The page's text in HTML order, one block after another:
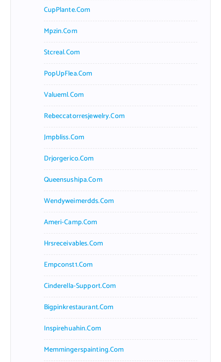
CupPlante.com
Mpzin.com
Stcreal.com
PopUpFlea.com
Valueml.com
Rebeccatorresjewelry.com
Jmpbliss.com
Drjorgerico.com
Queensushipa.com
Wendyweimerdds.com
Ameri-Camp.com
Hrsreceivables.com
Empconst1.com
Cinderella-Support.com
Bigpinkrestaurant.com
Inspirehuahin.com
Memmingerspainting.com